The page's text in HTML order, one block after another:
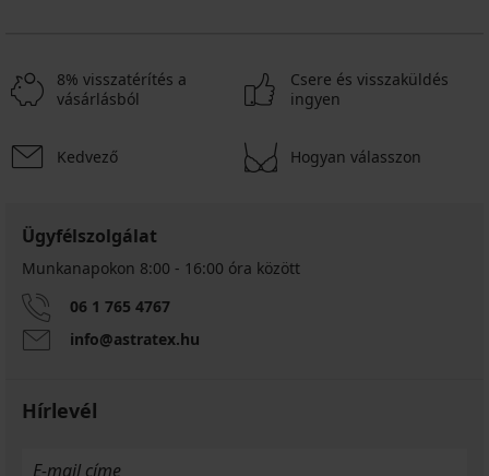
8% visszatérítés a
vásárlásból
Csere és visszaküldés
ingyen
Kedvező Hogyan válasszon
Ügyfélszolgálat
Munkanapokon 8:00 - 16:00 óra között
06 1 765 4767
info@astratex.hu
Hírlevél